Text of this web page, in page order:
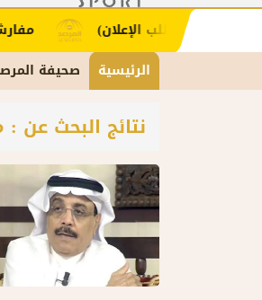
الرئيسية صحيفة
(اضغط لطلب الإعلان)
نتائج البحث عن